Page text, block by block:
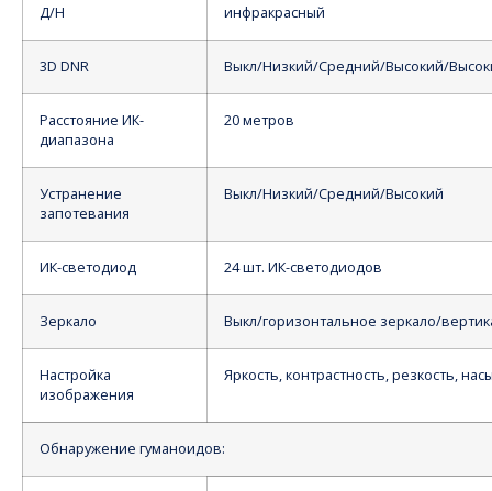
Д/Н инфракрасный
3D DNR Выкл/Низкий/Средний/Высокий/
Расстояние ИК-
диапазона
20 метров
Устранение
запотевания
Выкл/Низкий/Средний/Высокий
ИК-светодиод 24 шт. ИК-светодиодов
Зеркало Выкл/горизонтальное зеркало/
Настройка
изображения
Яркость, контрастность, резкость,
Обнаружение гуманоидов: